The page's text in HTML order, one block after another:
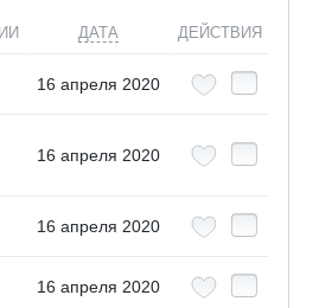
ДАТА ДЕЙСТВИЯ
16 апреля 2020
16 апреля 2020
16 апреля 2020
16 апреля 2020